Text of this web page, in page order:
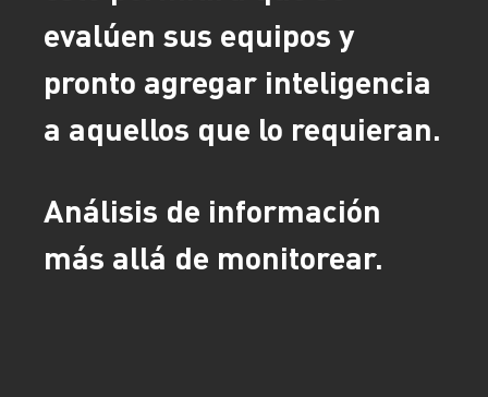
evalúen sus equipos y
pronto agregar inteligencia
a aquellos que lo requieran.
Análisis de información
más allá de monitorear.